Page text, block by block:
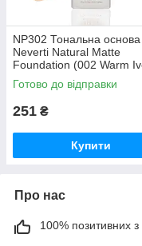
NP302 Тональна основа
Neverti Natural Matte
Foundation (002 Warm
Готово до відправки
251 ₴
Купити
Про нас
100% позитивних з